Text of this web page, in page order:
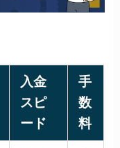
入金
スピ
ード
手
数
料